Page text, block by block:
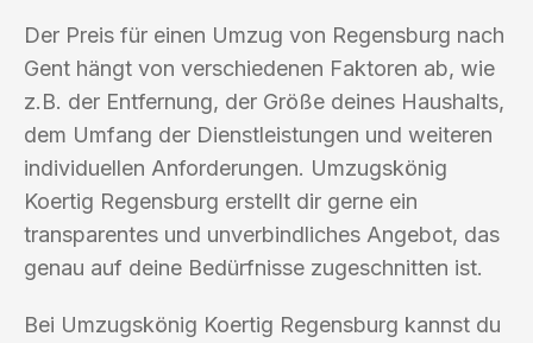
Der Preis für einen Umzug von Regensburg nach
Gent hängt von verschiedenen Faktoren ab, wie
z.B. der Entfernung, der Größe deines Haushalts,
dem Umfang der Dienstleistungen und weiteren
individuellen Anforderungen. Umzugskönig
Koertig Regensburg erstellt dir gerne ein
transparentes und unverbindliches Angebot, das
genau auf deine Bedürfnisse zugeschnitten ist.
Bei Umzugskönig Koertig Regensburg kannst du